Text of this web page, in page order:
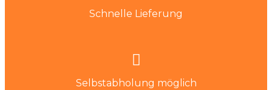
Schnelle Lieferung
Selbstabholung möglich